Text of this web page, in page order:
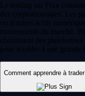
Le trading sur Frax
des cryptomonnaies. Les
ou d'autres actifs
mouvements du marché.
choisissent des
pour accéder à une grande
Comment apprendre à